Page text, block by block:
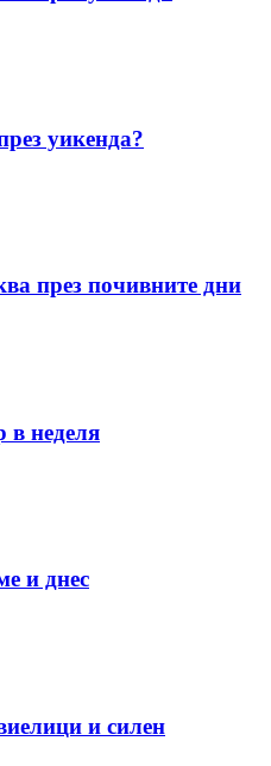
уикенда?
през почивните дни
в неделя
и днес
и силен